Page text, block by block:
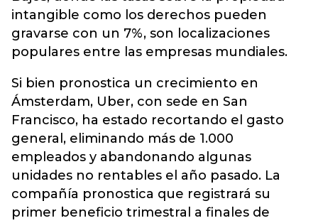
intangible como los derechos pueden
gravarse con un 7%, son localizaciones
populares entre las empresas mundiales.
Si bien pronostica un crecimiento en
Ámsterdam, Uber, con sede en San
Francisco, ha estado recortando el gasto
general, eliminando más de 1.000
empleados y abandonando algunas
unidades no rentables el año pasado. La
compañía pronostica que registrará su
primer beneficio trimestral a finales de